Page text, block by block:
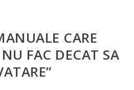
CARE
FAC DECAT SA